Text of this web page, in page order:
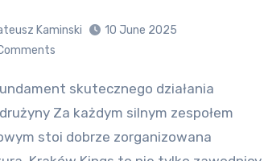
Kaminski
10 June 2025
undament skutecznego działania
drużyny Za każdym silnym zespołem
stoi dobrze zorganizowana